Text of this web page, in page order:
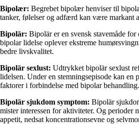
Bipolær: Begrebet bipolær henviser til
tanker, følelser og adfærd kan være markant
Bipolär: Bipolär er en svensk stavemåde
bipolar lidelse oplever ekstreme
bedre livskvalitet.
Bipolär sexlust: Udtrykket bipolär sexlust
lidelsen. Under en stemningsepisode kan
faktorer i forbindelse med bipolar behandling.
Bipolär sjukdom symptom: Bipolär
mister interessen for aktiviteter. Og
appetit, nedsat koncentrationsevne og